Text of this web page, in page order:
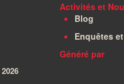
2026
Activités et
Blog
Enquêtes
Généré par